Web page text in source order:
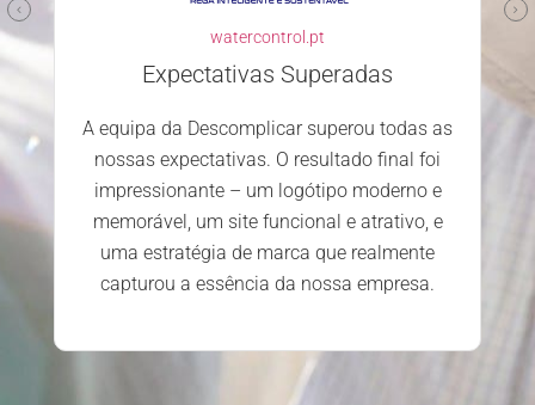
watercontrol.pt
Expectativas Superadas
A equipa da Descomplicar superou todas as
nossas expectativas. O resultado final foi
impressionante – um logótipo moderno e
memorável, um site funcional e atrativo, e
uma estratégia de marca que realmente
capturou a essência da nossa empresa.